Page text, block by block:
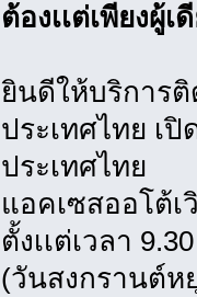
ต้องเเต่เพียงผู้
ยินดีให้บริการ
ประเทศไทย เ
ประเทศไทย
แอคเซสออโต้
ตั้งเเต่เวลา
(วันสงกรานต์ห